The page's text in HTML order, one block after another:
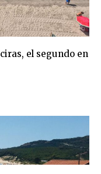
el segundo en